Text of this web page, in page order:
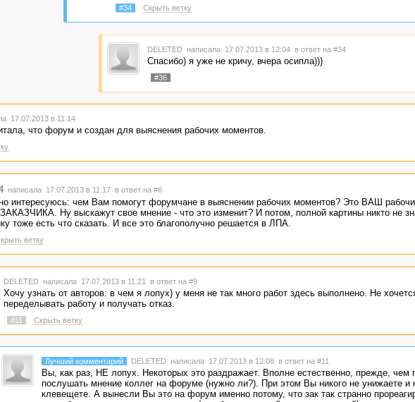
#34 Скрыть ветку
DELETED написала 17.07.2013 в 12:04 в ответ на #34
Спасибо) я уже не кричу, вчера осипла)))
#36
17.07.2013 в 11:14
что форум и создан для выяснения рабочих моментов.
написала 17.07.2013 в 11:17 в ответ на #6
интересуюсь: чем Вам помогут форумчане в выяснении рабочих моментов? Это ВАШ
Ну выскажут свое мнение - что это изменит? И потом, полной картины никто не
тоже есть что сказать. И все это благополучно решается в ЛПА.
ветку
DELETED написала 17.07.2013 в 11:21 в ответ на #9
Хочу узнать от авторов: в чем я лопух) у меня не так много работ здесь выполнено. Не
переделывать работу и получать отказ.
#11 Скрыть ветку
Лучший комментарий DELETED написала 17.07.2013 в 12:08 в ответ на #11
Вы, как раз, НЕ лопух. Некоторых это раздражает. Вполне естественно, прежде, чем
послушать мнение коллег на форуме (нужно ли?). При этом Вы никого не унижаете и
клевещете. А вынесли Вы это на форум именно потому, что зак так странно